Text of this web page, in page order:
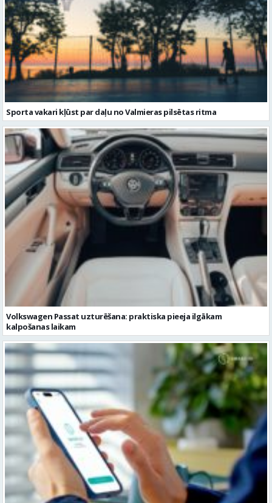
Sporta vakari kļūst par daļu no Valmieras pilsētas ritma
Volkswagen Passat uzturēšana: praktiska pieeja ilgākam
kalpošanas laikam